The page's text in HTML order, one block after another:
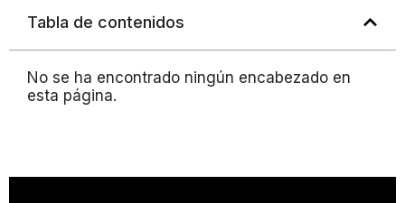
Tabla de contenidos
No se ha encontrado ningún encabezado en
esta página.